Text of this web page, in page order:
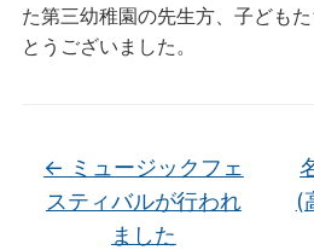
た第三幼稚園の先生方、子ども
とうございました。
← ミュージックフェ
スティバルが行われ
ました
(